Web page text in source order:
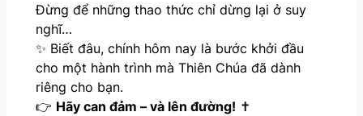
Đừng để những thao thức chỉ dừng lại ở suy
nghĩ…
✨ Biết đâu, chính hôm nay là bước khởi đầu
cho một hành trình mà Thiên Chúa đã dành
riêng cho bạn.
👉 Hãy can đảm – và lên đường! ✝️